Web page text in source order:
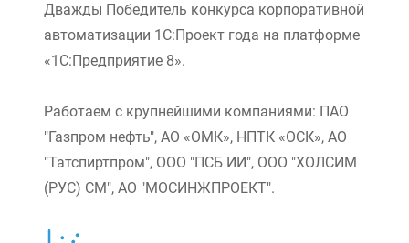
Дважды Победитель конкурса корпоративной
автоматизации 1С:Проект года на платформе
«1С:Предприятие 8».
Работаем с крупнейшими компаниями: ПАО
"Газпром нефть", АО «ОМК», НПТК «ОСК», АО
"Татспиртпром", ООО "ПСБ ИИ", ООО "ХОЛСИМ
(РУС) СМ", АО "МОСИНЖПРОЕКТ".